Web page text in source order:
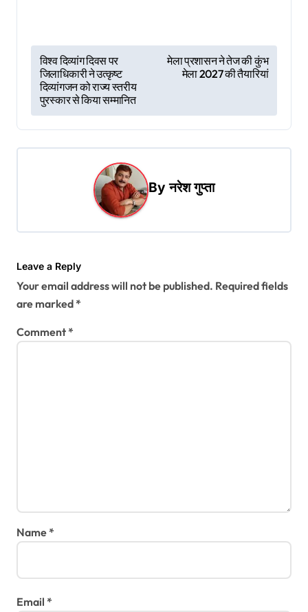
P
o
s
t
n
g
a
t
i
o
विश्व दिव्यांग दिवस पर
जिलाधिकारी ने उत्कृष्ट
दिव्यांगजन को राज्य स्तरीय
पुरस्कार से किया सम्मानित
मेला प्रशासन ने तेज की कुंभ
मेला 2027 की तैयारियां
Byनरेश गुप्ता
Leave a Reply
Your email address will not be published. Required fields
are marked*
Comment*
Name*
Email *